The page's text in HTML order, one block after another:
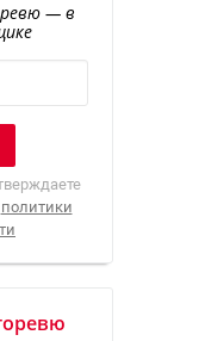
— в
политики